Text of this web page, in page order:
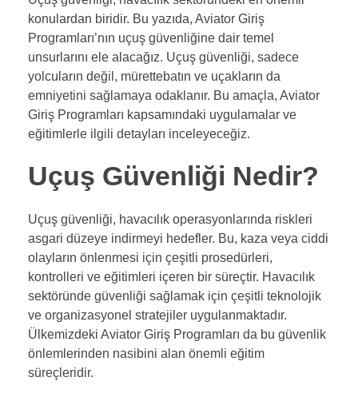
konulardan biridir. Bu yazıda, Aviator Giriş
Programları’nın uçuş güvenliğine dair temel
unsurlarını ele alacağız. Uçuş güvenliği, sadece
yolcuların değil, mürettebatın ve uçakların da
emniyetini sağlamaya odaklanır. Bu amaçla, Aviator
Giriş Programları kapsamındaki uygulamalar ve
eğitimlerle ilgili detayları inceleyeceğiz.
Uçuş Güvenliği Nedir?
Uçuş güvenliği, havacılık operasyonlarında riskleri
asgari düzeye indirmeyi hedefler. Bu, kaza veya ciddi
olayların önlenmesi için çeşitli prosedürleri,
kontrolleri ve eğitimleri içeren bir süreçtir. Havacılık
sektöründe güvenliği sağlamak için çeşitli teknolojik
ve organizasyonel stratejiler uygulanmaktadır.
Ülkemizdeki Aviator Giriş Programları da bu güvenlik
önlemlerinden nasibini alan önemli eğitim
süreçleridir.